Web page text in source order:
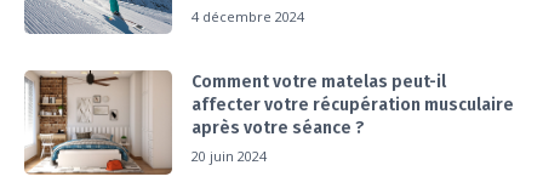
4 décembre 2024
Comment votre matelas peut-il
affecter votre récupération musculaire
après votre séance ?
20 juin 2024